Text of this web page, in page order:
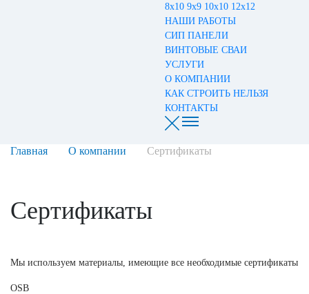
8х10 9х9 10х10 12х12
НАШИ РАБОТЫ
СИП ПАНЕЛИ
ВИНТОВЫЕ СВАИ
УСЛУГИ
О КОМПАНИИ
КАК СТРОИТЬ НЕЛЬЗЯ
КОНТАКТЫ
Главная О компании Сертификаты
Сертификаты
Мы используем материалы, имеющие все необходимые сертификаты
OSB